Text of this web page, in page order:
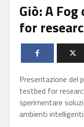
Giò: A
for
Presentazione del
testbed for
sperimentare
ambienti intelligenti.